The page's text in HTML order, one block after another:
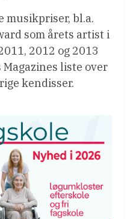
musikpriser, bl.a.
som årets artist i
2012 og 2013
liste over
kendisser.